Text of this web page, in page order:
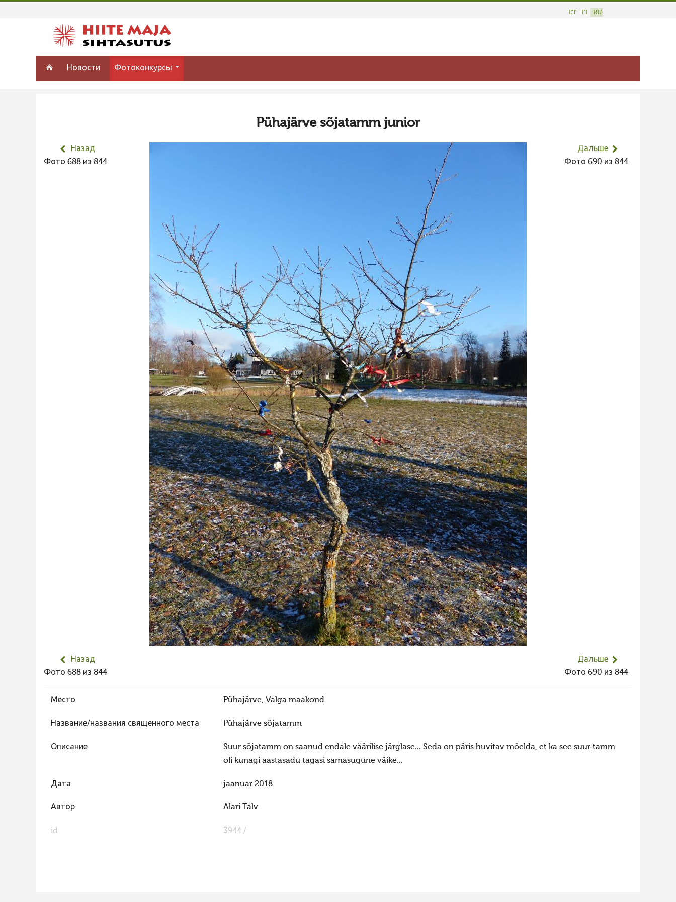
ET FI RU
Новости Фотоконкурсы
Pühajärve sõjatamm junior
Назад
Фото 688 из 844
Дальше
Фото 690 из 844
Назад
Фото 688 из 844
Дальше
Фото 690 из 844
Место Pühajärve, Valga maakond
Название/названия священного места Pühajärve sõjatamm
Описание
Suur sõjatamm on saanud endale väärilise järglase... Seda on päris huvitav mõelda, et ka see suur tamm
oli kunagi aastasadu tagasi samasugune väike...
Дата jaanuar 2018
Автор Alari Talv
id 3944 /